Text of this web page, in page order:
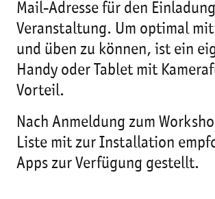
Mail-Adresse für den
Veranstaltung. Um optimal
und üben zu können, ist ein
Handy oder Tablet mit
Vorteil.
Nach Anmeldung zum
Liste mit zur Installation
Apps zur Verfügung gestellt.